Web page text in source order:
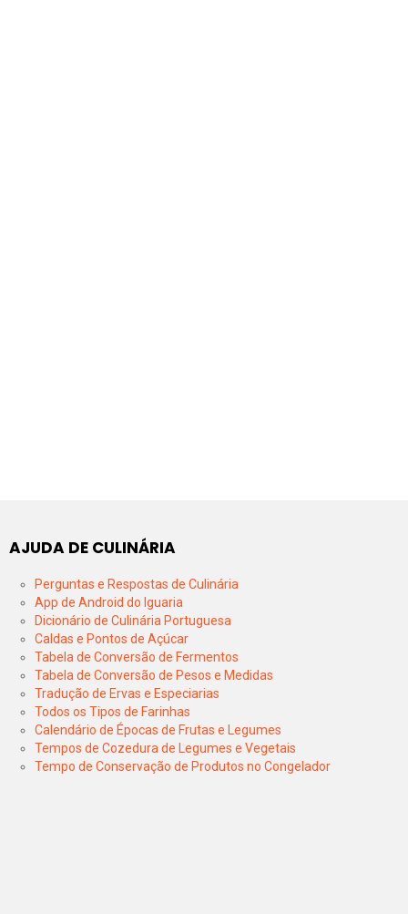
AJUDA DE CULINÁRIA
Perguntas e Respostas de Culinária
App de Android do Iguaria
Dicionário de Culinária Portuguesa
Caldas e Pontos de Açúcar
Tabela de Conversão de Fermentos
Tabela de Conversão de Pesos e Medidas
Tradução de Ervas e Especiarias
Todos os Tipos de Farinhas
Calendário de Épocas de Frutas e Legumes
Tempos de Cozedura de Legumes e Vegetais
Tempo de Conservação de Produtos no Congelador